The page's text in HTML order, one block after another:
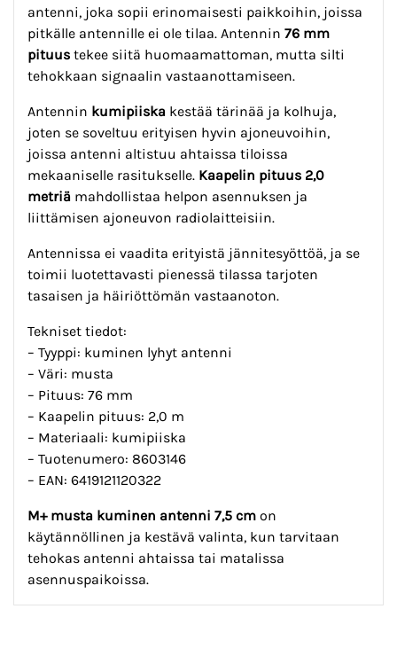
antenni, joka sopii erinomaisesti paikkoihin, joissa
pitkälle antennille ei ole tilaa. Antennin 76 mm
pituus tekee siitä huomaamattoman, mutta silti
tehokkaan signaalin vastaanottamiseen.
Antennin kumipiiska kestää tärinää ja kolhuja,
joten se soveltuu erityisen hyvin ajoneuvoihin,
joissa antenni altistuu ahtaissa tiloissa
mekaaniselle rasitukselle. Kaapelin pituus 2,0
metriä mahdollistaa helpon asennuksen ja
liittämisen ajoneuvon radiolaitteisiin.
Antennissa ei vaadita erityistä jännitesyöttöä, ja se
toimii luotettavasti pienessä tilassa tarjoten
tasaisen ja häiriöttömän vastaanoton.
Tekniset tiedot:
– Tyyppi: kuminen lyhyt antenni
– Väri: musta
– Pituus: 76 mm
– Kaapelin pituus: 2,0 m
– Materiaali: kumipiiska
– Tuotenumero: 8603146
– EAN: 6419121120322
M+ musta kuminen antenni 7,5 cm on
käytännöllinen ja kestävä valinta, kun tarvitaan
tehokas antenni ahtaissa tai matalissa
asennuspaikoissa.